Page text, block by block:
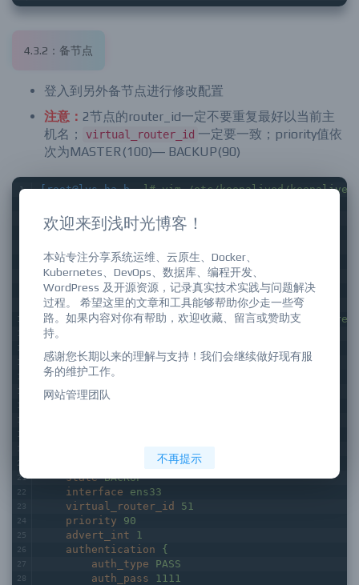
4.3.2：备节点
登入到另外备节点进行修改配置
注意： 2节点的router_id一定不要重复最好以当前主
机名；
virtual_router_id 一定要一致；priority值依
次为MASTER(100)— BACKUP(90)
[root@lvs_ha_b ~]# vim /etc/keepalived/
global_defs
{
acassen@firewall.loc
failover@firewall.loc
sysadmin@firewall.loc
}
notification_email_from
router_id lvs_ha_b
vrrp_skip_check_adv_addr
   #vrrp_strict
VI_1 {
state BACKUP
interface
ens33
virtual_router_id
51
priority
90
advert_int
1
authentication
{
auth_type
PASS
auth_pass
1111
欢迎来到浅时光博客！
本站专注分享系统运维、云原生、Docker、
Kubernetes、DevOps、数据库、编程开发、
WordPress 及开源资源，记录真实技术实践与问题解决
过程。 希望这里的文章和工具能够帮助你少走一些弯
路。如果内容对你有帮助，欢迎收藏、留言或赞助支
持。
感谢您长期以来的理解与支持！我们会继续做好现有服
务的维护工作。
网站管理团队
不再提示